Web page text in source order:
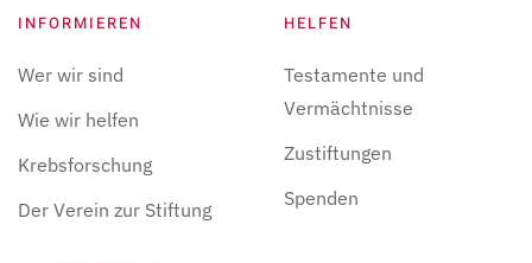
INFORMIEREN
Wer wir sind
Wie wir helfen
Krebsforschung
Der Verein zur Stiftung
HELFEN
Testamente und
Vermächtnisse
Zustiftungen
Spenden